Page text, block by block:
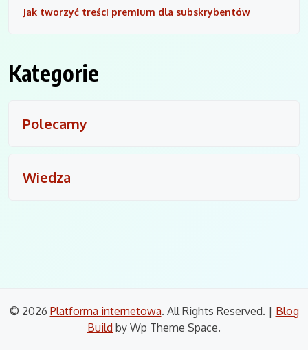
Jak tworzyć treści premium dla subskrybentów
Kategorie
Polecamy
Wiedza
© 2026 Platforma internetowa. All Rights Reserved. | Blog
Build by Wp Theme Space.